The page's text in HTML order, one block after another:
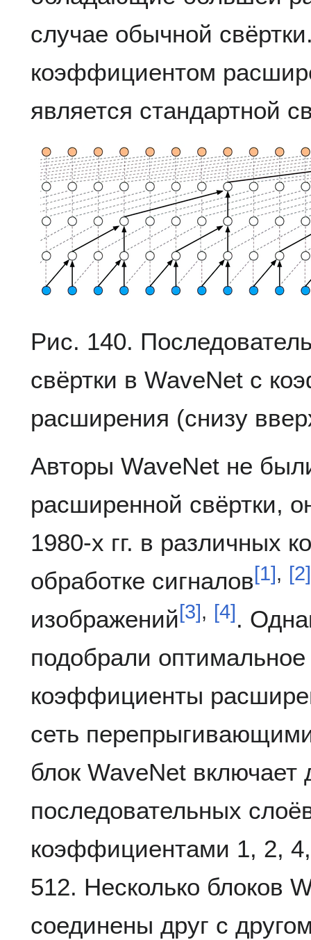
случае обычной
коэффициентом
является стандартной
Рис. 140.
свёртки в WaveNet с
расширения (снизу
Авторы WaveNet не
расширенной свёртки,
1980-х гг. в различных
обработке сигналов[1], [2]
изображений[3], [4] .
подобрали
коэффициенты
сеть
блок WaveNet включает
последовательных
коэффициентами 1, 2,
512. Несколько блоков
соединены друг с